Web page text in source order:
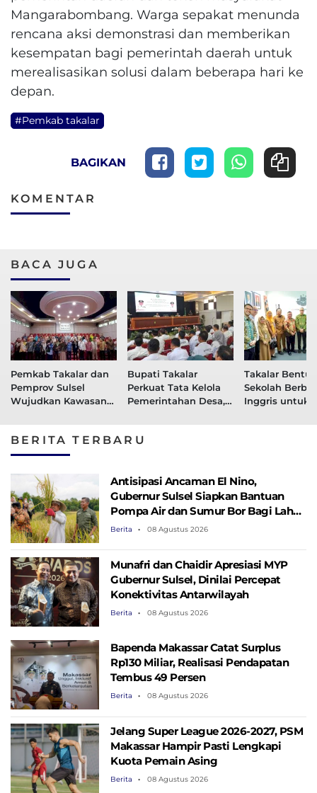
Mangarabombang. Warga sepakat menunda
rencana aksi demonstrasi dan memberikan
kesempatan bagi pemerintah daerah untuk
merealisasikan solusi dalam beberapa hari ke
depan.
#Pemkab takalar
BAGIKAN
KOMENTAR
BACA JUGA
Pemkab Takalar dan
Pemprov Sulsel
Wujudkan Kawasan
Berkelanjutan
Bupati Takalar
Perkuat Tata Kelola
Pemerintahan Desa,
Wujudkan
Takalar Bentuk
Sekolah
Inggris untuk
BERITA TERBARU
Antisipasi Ancaman El Nino,
Gubernur Sulsel Siapkan Bantuan
Pompa Air dan Sumur Bor Bagi Lahan
Pertanian
Berita 08 Agustus 2026
Munafri dan Chaidir Apresiasi MYP
Gubernur Sulsel, Dinilai Percepat
Konektivitas Antarwilayah
Berita 08 Agustus 2026
Bapenda Makassar Catat Surplus
Rp130 ​​Miliar, Realisasi Pendapatan
Tembus 49 Persen
Berita 08 Agustus 2026
Jelang Super League 2026-2027, PSM
Makassar Hampir Pasti Lengkapi
Kuota Pemain Asing
Berita 08 Agustus 2026